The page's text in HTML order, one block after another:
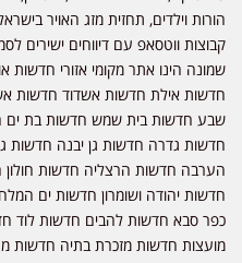
הורות וילדים, תחזית מזג האויר
קבוצות ווטסאפ עם דיווחים ישירים
שמונה הינו אתר מקומי אזורי חדשות
חדשות אילת חדשות אשדוד חדשות
שבע חדשות בית שמש חדשות בת ים
חדשות גדרה חדשות גן יבנה חדשות
הערבה חדשות הרצליה חדשות חולון
חדשות יהודה ושומרון חדשות ים
כפר סבא חדשות להבים חדשות לוד
מועצות חדשות מזכרת בתיה חדשות